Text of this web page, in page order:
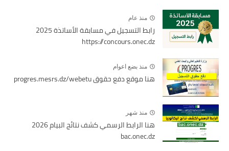
منذ عام
رابط التسجيل في مسابقة الأساتذة 2025
https://concours.onec.dz
منذ بضع اعوام
هنا موقع دفع حقوق progres.mesrs.dz/webetu
منذ شهر
هنا الرابط الرسمي كشف نتائج البيام 2026
bac.onec.dz